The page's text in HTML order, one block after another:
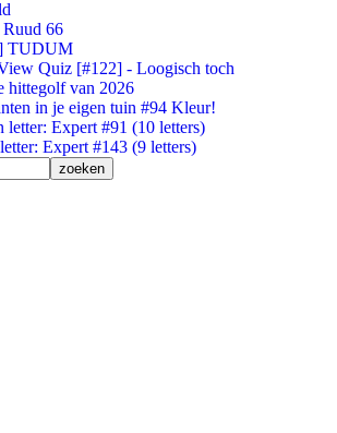
66
TUDUM
Quiz [#122] - Loogisch toch
hittegolf van 2026
in je eigen tuin #94 Kleur!
letter: Expert #91 (10 letters)
Expert #143 (9 letters)